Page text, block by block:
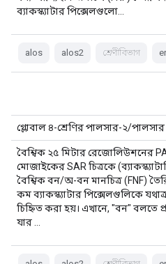
ব্যাকস্ক্যাটার পিক্সেলগুলো…
alos alos2 শ্রেণীবিভাগ
গ্লোবাল ৪-শ্রেণির পালসার-২/
বৈশ্বিক ২৫ মিটার রেজোলিউশনের
মোজাইকের SAR চিত্রকে
বৈশ্বিক বন/অ-বন মানচিত্র (FNF)
কম ব্যাকস্ক্যাটার পিক্সেলগুলিকে
চিহ্নিত করা হয়। এখানে, "বন" বলতে
যার …